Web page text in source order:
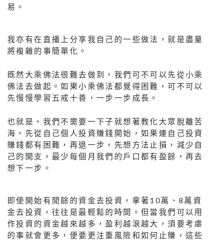
易。
我亦有在直播上分享我自己的一些做法，就是盡量
將複雜的事簡單化。
既然大乘佛法很難去做到，我們可不可以先從小乘
佛法去做起。如果小乘佛法都覺得困難，可不可以
先慢慢學習五戒十善，一步一步成長。
也就是，我們不需要一下子就想著教化大眾脫離苦
海，先從自己個人投資賺錢開始，如果連自己投資
賺錢都有困難，再退一步，先想方法止損，減少自
己的開支，最少每個月我們的戶口都有盈餘，再去
想下一步。
即使開始有閒餘的資金去投資，拿著10萬、8萬資
金去投資，往往是最輕鬆的時間。但當我們可以用
作投資的資金越來越多，盈利越滾越大，須要考慮
的事就會更多，便要更注重風險和如何止賺，這些